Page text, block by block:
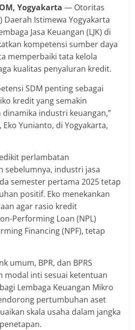
Yogyakarta — Otoritas
Daerah Istimewa Yogyakarta
Jasa Keuangan (LJK) di
kompetensi sumber daya
memperbaiki tata kelola
kualitas penyaluran kredit.
SDM penting sebagai
kredit yang semakin
industri keuangan,”
Eko Yunianto, di Yogyakarta,
perlambatan
sebelumnya, industri jasa
semester pertama 2025 tetap
positif. Eko menekankan
agar rasio kredit
Performing Loan (NPL)
Financing (NPF), tetap
umum, BPR, dan BPRS
modal inti sesuai ketentuan
Lembaga Keuangan Mikro
pertumbuhan aset
skala usaha dalam jangka